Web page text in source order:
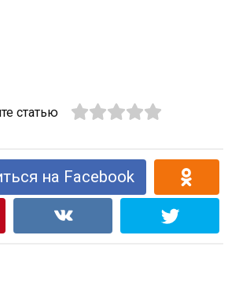
статью
на Facebook